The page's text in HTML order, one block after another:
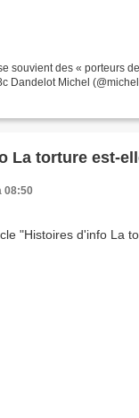
souvient des « porteurs
Dandelot Michel
Histoires d'info La
08:50